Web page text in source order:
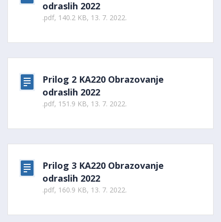
odraslih 2022
.pdf, 140.2 KB, 13. 7. 2022.
Prilog 2 KA220 Obrazovanje
odraslih 2022
.pdf, 151.9 KB, 13. 7. 2022.
Prilog 3 KA220 Obrazovanje
odraslih 2022
.pdf, 160.9 KB, 13. 7. 2022.